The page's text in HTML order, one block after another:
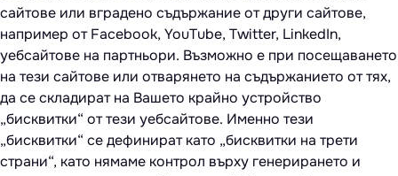
сайтове или вградено съдържание от други сайтове,
например от Facebook, YouTube, Twitter, LinkedIn,
уебсайтове на партньори. Възможно е при посещаването
на тези сайтове или отварянето на съдържанието от тях,
да се складират на Вашето крайно устройство
„бисквитки“ от тези уебсайтове. Именно тези
„бисквитки“ се дефинират като „бисквитки на трети
страни“, като нямаме контрол върху генерирането и